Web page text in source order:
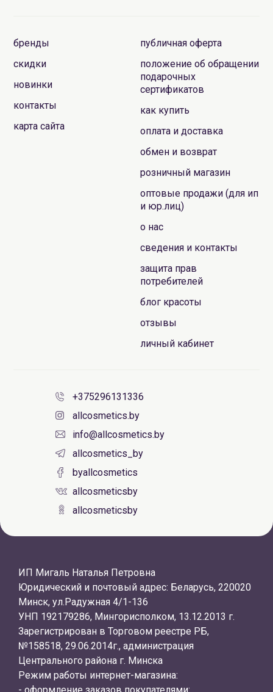
бренды
скидки
новинки
контакты
карта сайта
публичная оферта
положение об обращении
подарочных
сертификатов
как купить
оплата и доставка
обмен и возврат
розничный магазин
оптовые продажи (для ип
и юр.лиц)
о нас
сведения и контакты
защита прав
потребителей
блог красоты
отзывы
личный кабинет
+375296131336
allcosmetics.by
info@allcosmetics.by
allcosmetics_by
byallcosmetics
allcosmeticsby
allcosmeticsby
ИП Мигаль Наталья Петровна
Юридический и почтовый адрес: Беларусь, 220020
Минск, ул.Радужная 4/1-136
УНП 192179286, Мингорисполком, 13.12.2013 г.
Зарегистрирован в Торговом реестре РБ,
№158518, 29.06.2014г., администрация
Центрального района г. Минска
Режим работы интернет-магазина: